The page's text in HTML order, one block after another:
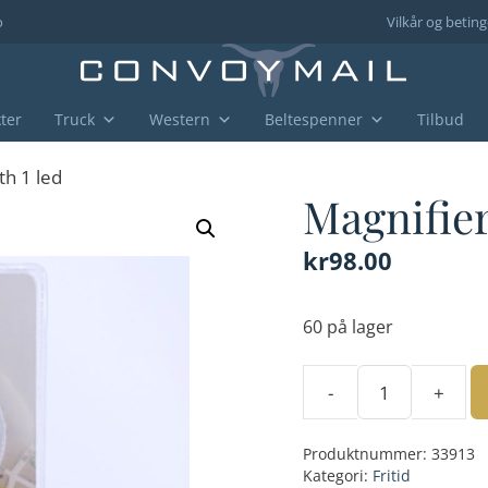
Vilkår og
Truck Western Beltespenner Tilbud
1 led
kr98.00
60 på lager
-
1
+
Produktnummer: 33913
Kategori: Fritid